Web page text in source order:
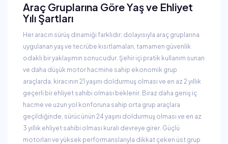
Araç Gruplarına Göre Yaş ve Ehliyet
Yılı Şartları
Her aracın sürüş dinamiği farklıdır; dolayısıyla araç gruplarına
uygulanan yaş ve tecrübe kısıtlamaları, tamamen güvenlik
odaklı bir yaklaşımın sonucudur. Şehir içi pratik kullanım sunan
ve daha düşük motor hacmine sahip ekonomik grup
araçlarda, kiracının 21 yaşını doldurmuş olması ve en az 2 yıllık
geçerli bir ehliyet sahibi olması beklenir. Biraz daha geniş iç
hacme ve uzun yol konforuna sahip orta grup araçlara
geçildiğinde, sürücünün 24 yaşını doldurmuş olması ve en az
3 yıllık ehliyet sahibi olması kuralı devreye girer. Güçlü
motorları ve yüksek performanslarıyla dikkat çeken üst grup